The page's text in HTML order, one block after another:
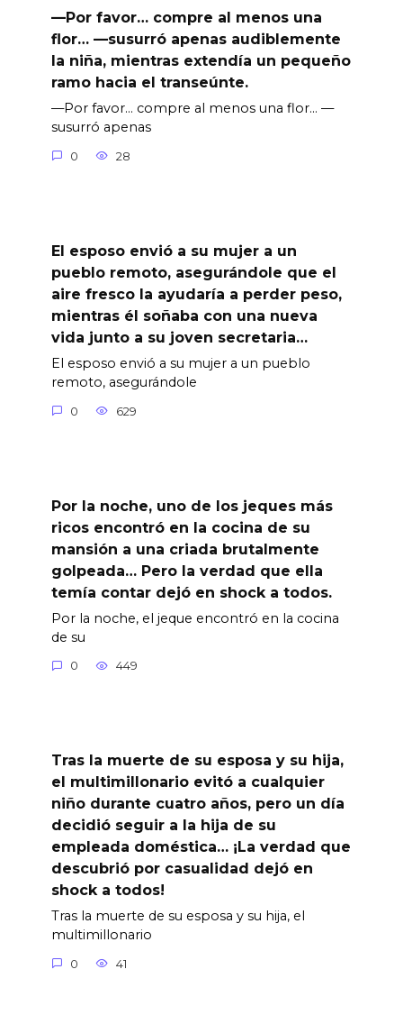
—Por favor… compre al menos una
flor… —susurró apenas audiblemente
la niña, mientras extendía un pequeño
ramo hacia el transeúnte.
—Por favor… compre al menos una flor… —
susurró apenas
0 28
El esposo envió a su mujer a un
pueblo remoto, asegurándole que el
aire fresco la ayudaría a perder peso,
mientras él soñaba con una nueva
vida junto a su joven secretaria…
El esposo envió a su mujer a un pueblo
remoto, asegurándole
0 629
Por la noche, uno de los jeques más
ricos encontró en la cocina de su
mansión a una criada brutalmente
golpeada… Pero la verdad que ella
temía contar dejó en shock a todos.
Por la noche, el jeque encontró en la cocina
de su
0 449
Tras la muerte de su esposa y su hija,
el multimillonario evitó a cualquier
niño durante cuatro años, pero un día
decidió seguir a la hija de su
empleada doméstica… ¡La verdad que
descubrió por casualidad dejó en
shock a todos!
Tras la muerte de su esposa y su hija, el
multimillonario
0 41